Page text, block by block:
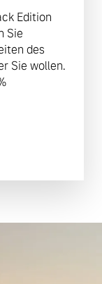
Edition
Sie
des
Sie wollen.